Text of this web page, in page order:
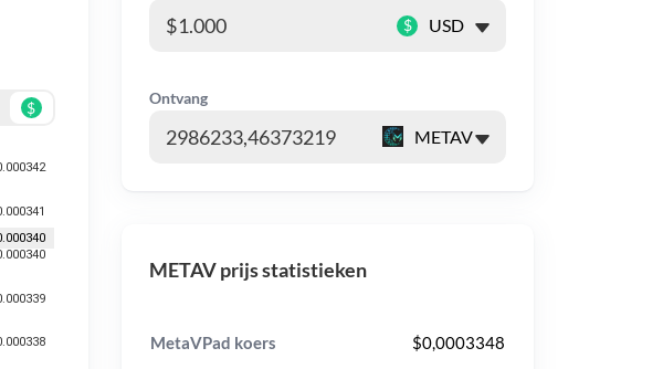
$
$
Ontvang
METAV prijs statistieken
MetaVPad koers $0,0003348